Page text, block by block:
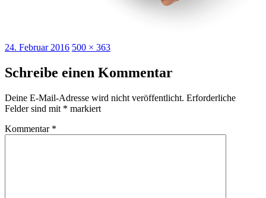
Veröffentlicht
24. Februar 2016 Originalgröße
500 × 363
Schreibe einen Kommentar
Deine E-Mail-Adresse wird nicht veröffentlicht. Erforderliche
Felder sind mit * markiert
Kommentar *